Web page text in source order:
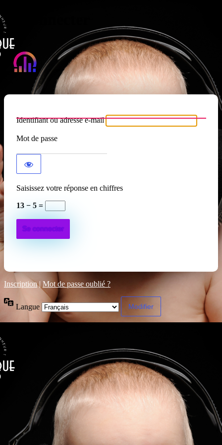
Se connecter
Atypique RADIO
Identifiant ou adresse e-mail
Mot de passe
Saisissez votre réponse en chiffres
13 − 5 =
Inscription| Mot de passe oublié ?
Langue